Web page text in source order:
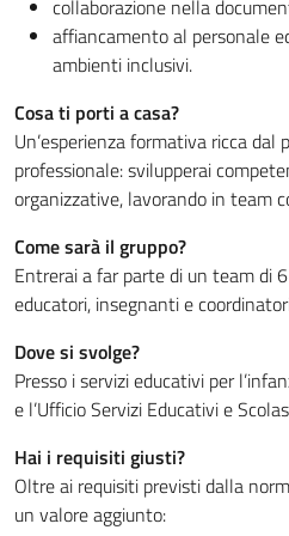
collaborazione nella
affiancamento al personale
ambienti inclusivi.
Cosa ti porti a casa?
Un’esperienza formativa ricca
professionale: svilupperai
organizzative, lavorando in team
Come sarà il gruppo?
Entrerai a far parte di un team di
educatori, insegnanti e
Dove si svolge?
Presso i servizi educativi per
e l’Ufficio Servizi Educativi e
Hai i requisiti giusti?
Oltre ai requisiti previsti dalla
un valore aggiunto: